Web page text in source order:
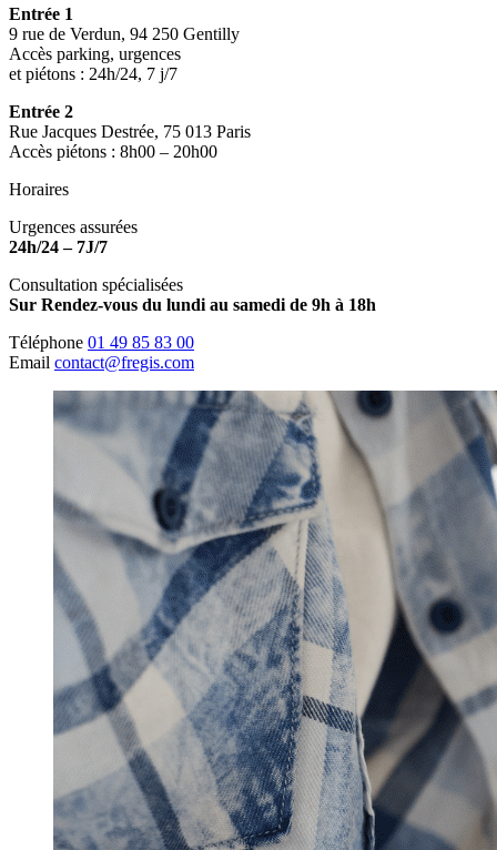
Entrée 1
9 rue de Verdun, 94 250 Gentilly
Accès parking, urgences
et piétons : 24h/24, 7 j/7
Entrée 2
Rue Jacques Destrée, 75 013 Paris
Accès piétons : 8h00 – 20h00
Horaires
Urgences assurées
24h/24 – 7J/7
Consultation spécialisées
Sur Rendez-vous du lundi au samedi de 9h à 18h
Téléphone 01 49 85 83 00
Email contact@fregis.com